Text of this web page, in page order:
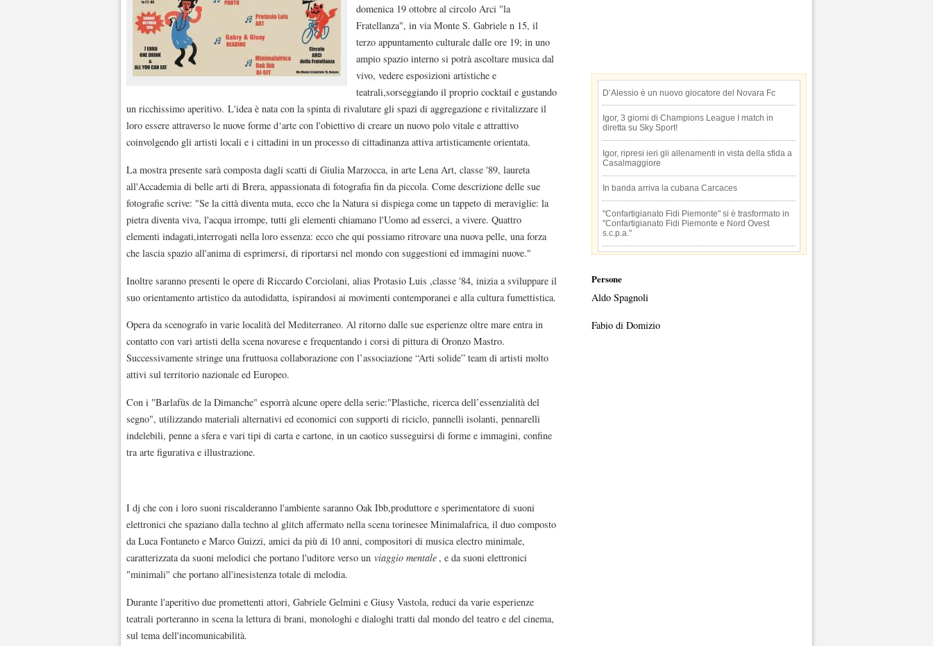
domenica 19 ottobre al circolo Arci "la
Fratellanza", in via Monte S. Gabriele n 15, il
terzo appuntamento culturale dalle ore 19; in uno
ampio spazio interno si potrà ascoltare musica dal
vivo, vedere esposizioni artistiche e
teatrali,sorseggiando il proprio cocktail e gustando
un ricchissimo aperitivo. L'idea è nata con la spinta di rivalutare gli spazi di aggregazione e rivitalizzare il
loro essere attraverso le nuove forme d‘arte con l'obiettivo di creare un nuovo polo vitale e attrattivo
coinvolgendo gli artisti locali e i cittadini in un processo di cittadinanza attiva artisticamente orientata.
La mostra presente sarà composta dagli scatti di Giulia Marzocca, in arte Lena Art, classe '89, laureta
all'Accademia di belle arti di Brera, appassionata di fotografia fin da piccola. Come descrizione delle sue
fotografie scrive: "Se la città diventa muta, ecco che la Natura si dispiega come un tappeto di meraviglie: la
pietra diventa viva, l'acqua irrompe, tutti gli elementi chiamano l'Uomo ad esserci, a vivere. Quattro
elementi indagati,interrogati nella loro essenza: ecco che qui possiamo ritrovare una nuova pelle, una forza
che lascia spazio all'anima di esprimersi, di riportarsi nel mondo con suggestioni ed immagini nuove."
Inoltre saranno presenti le opere di Riccardo Corciolani, alias Protasio Luis ,classe '84, inizia a sviluppare il
suo orientamento artistico da autodidatta, ispirandosi ai movimenti contemporanei e alla cultura fumettistica.
Opera da scenografo in varie località del Mediterraneo. Al ritorno dalle sue esperienze oltre mare entra in
contatto con vari artisti della scena novarese e frequentando i corsi di pittura di Oronzo Mastro.
Successivamente stringe una fruttuosa collaborazione con l’associazione “Arti solide” team di artisti molto
attivi sul territorio nazionale ed Europeo.
Con i "Barlafùs de la Dimanche" esporrà alcune opere della serie:"Plastiche, ricerca dell’essenzialità del
segno", utilizzando materiali alternativi ed economici con supporti di riciclo, pannelli isolanti, pennarelli
indelebili, penne a sfera e vari tipi di carta e cartone, in un caotico susseguirsi di forme e immagini, confine
tra arte figurativa e illustrazione.
I dj che con i loro suoni riscalderanno l'ambiente saranno Oak Ibb,produttore e sperimentatore di suoni
elettronici che spaziano dalla techno al glitch affermato nella scena torinesee Minimalafrica, il duo composto
da Luca Fontaneto e Marco Guizzi, amici da più di 10 anni, compositori di musica electro minimale,
caratterizzata da suoni melodici che portano l'uditore verso un viaggio mentale , e da suoni elettronici
"minimali" che portano all'inesistenza totale di melodia.
Durante l'aperitivo due promettenti attori, Gabriele Gelmini e Giusy Vastola, reduci da varie esperienze
teatrali porteranno in scena la lettura di brani, monologhi e dialoghi tratti dal mondo del teatro e del cinema,
sul tema dell'incomunicabilità.
D’Alessio è un nuovo giocatore del Novara Fc
Igor, 3 giorni di Champions League I match in
diretta su Sky Sport!
Igor, ripresi ieri gli allenamenti in vista della sfida a
Casalmaggiore
In banda arriva la cubana Carcaces
"Confartigianato Fidi Piemonte" si è trasformato in
"Confartigianato Fidi Piemonte e Nord Ovest
s.c.p.a."
Persone
Aldo Spagnoli
Fabio di Domizio